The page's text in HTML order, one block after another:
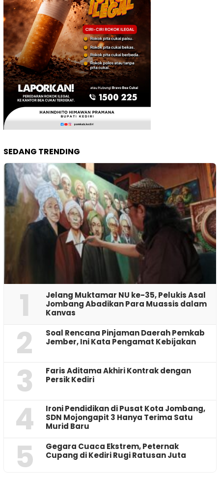
SEDANG TRENDING
1
Jelang Muktamar NU ke-35, Pelukis Asal
Jombang Abadikan Para Muassis dalam
Kanvas
2
‎Soal Rencana Pinjaman Daerah Pemkab
Jember, Ini Kata Pengamat Kebijakan ‎
3
Faris Aditama Akhiri Kontrak dengan
Persik Kediri
4
Ironi Pendidikan di Pusat Kota Jombang,
SDN Mojongapit 3 Hanya Terima Satu
Murid Baru
5
‎Gegara Cuaca Ekstrem, Peternak
Cupang di Kediri Rugi Ratusan Juta